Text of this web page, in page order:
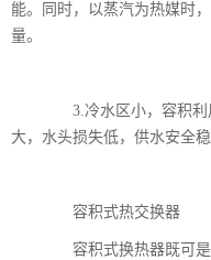
能。同时，以蒸汽为热媒时
量。
3.冷水区小，容积利
大，水头损失低，供水安全
容积式热交换器
容积式换热器既可是